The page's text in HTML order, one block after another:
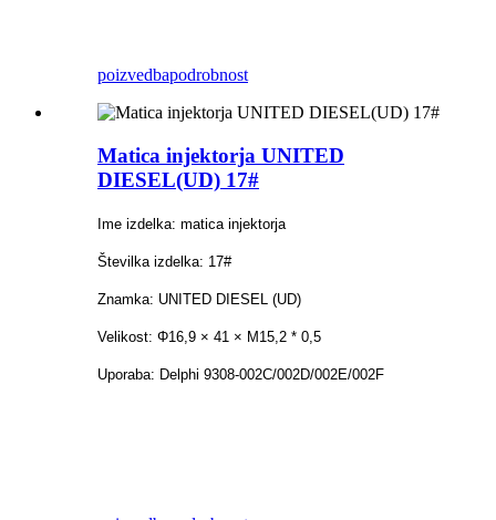
poizvedbapodrobnost
Matica injektorja UNITED
DIESEL(UD) 17#
Ime izdelka: matica injektorja
Številka izdelka: 17#
Znamka: UNITED DIESEL (UD)
Velikost: Φ16,9 × 41 × M15,2 * 0,5
Uporaba: Delphi 9308-002C/002D/002E/002F